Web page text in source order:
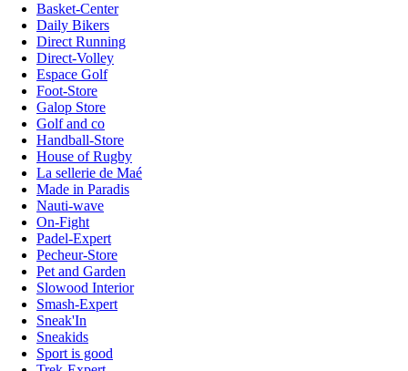
Basket-Center
Daily Bikers
Direct Running
Direct-Volley
Espace Golf
Foot-Store
Galop Store
Golf and co
Handball-Store
House of Rugby
La sellerie de Maé
Made in Paradis
Nauti-wave
On-Fight
Padel-Expert
Pecheur-Store
Pet and Garden
Slowood Interior
Smash-Expert
Sneak'In
Sneakids
Sport is good